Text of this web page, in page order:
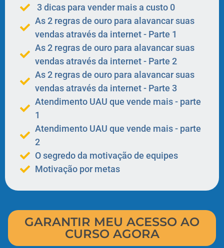
​ 3 dicas para vender mais a custo 0
​​As 2 regras de ouro para alavancar suas
vendas através da internet - Parte 1
​As 2 regras de ouro para alavancar suas
vendas através da internet - Parte 2
​As 2 regras de ouro para alavancar suas
vendas através da internet - Parte 3
​Atendimento UAU que vende mais - parte
1
​Atendimento UAU que vende mais - parte
2
​​O segredo da motivação de equipes
​​Motivação por metas
GARANTIR MEU ACESSO AO
CURSO AGORA